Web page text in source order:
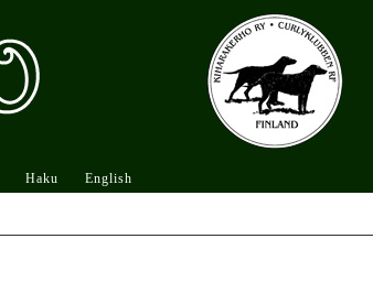
Haku English